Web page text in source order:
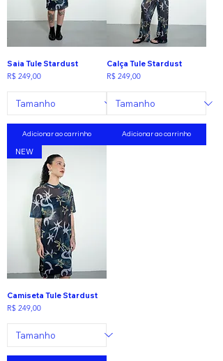
Saia Tule Stardust
Preço
R$ 249,00
Adicionar ao carrinho
Calça Tule Stardust
Preço
R$ 249,00
Adicionar ao carrinho
NEW
Camiseta Tule Stardust
Preço
R$ 249,00